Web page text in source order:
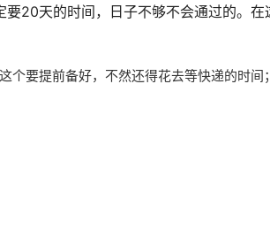
20天的时间，日子不够不会通过的。在
要提前备好，不然还得花去等快递的时间；